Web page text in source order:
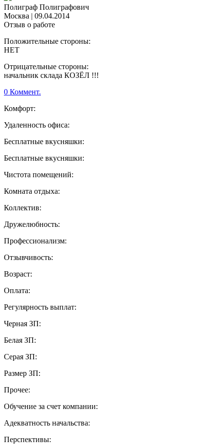
Полиграф Полиграфович
Москва | 09.04.2014
Отзыв о работе
Положительные стороны:
НЕТ
Отрицательные стороны:
начальник склада КОЗЁЛ !!!
0 Коммент.
Комфорт:
Удаленность офиса:
Бесплатные вкусняшки:
Бесплатные вкусняшки:
Чистота помещений:
Комната отдыха:
Коллектив:
Дружелюбность:
Профессионализм:
Отзывчивость:
Возраст:
Оплата:
Регулярность выплат:
Черная ЗП:
Белая ЗП:
Серая ЗП:
Размер ЗП:
Прочее:
Обучение за счет компании:
Адекватность начальства:
Перспективы: